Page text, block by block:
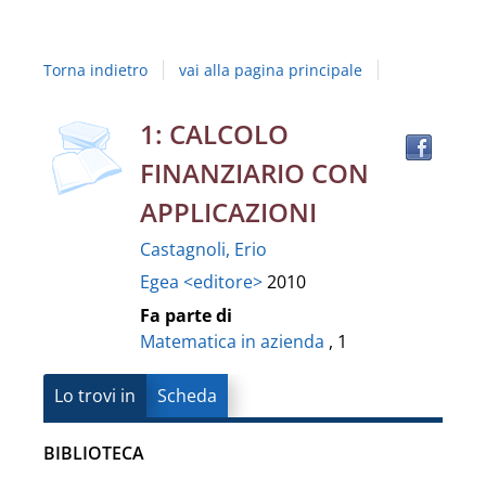
Campania
Vanvitelli"
Torna indietro vai alla pagina principale
Dettaglio
del
documento
copertina
1: CALCOLO
FINANZIARIO CON
APPLICAZIONI
Castagnoli, Erio
Egea <editore>2010
Fa parte di
Matematica in azienda , 1
Lo trovi in Scheda
BIBLIOTECA